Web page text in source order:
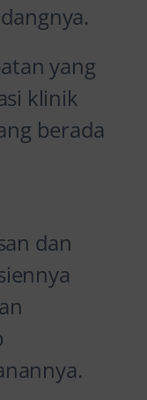
yang
klinik
berada
dan